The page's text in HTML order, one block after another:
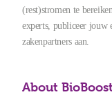
(rest)stromen te
experts, publiceer
zakenpartners aan.
About BioBoost